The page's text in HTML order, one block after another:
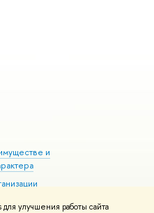
улучшения работы сайта
и
здоровья